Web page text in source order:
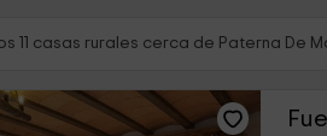
11 casas rurales cerca de Paterna De